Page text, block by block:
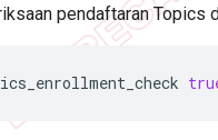
pendaftaran Topics